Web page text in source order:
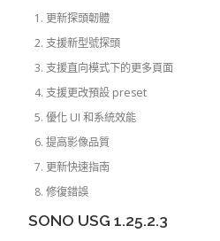
更新探頭韌體
支援新型號探頭
支援直向模式下的更多頁面
支援更改預設 preset
優化 UI 和系統效能
提高影像品質
更新快速指南
修復錯誤
SONO USG 1.25.2.3